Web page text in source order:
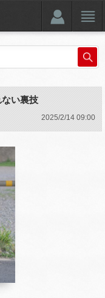
い裏技
2025/2/14 09:00